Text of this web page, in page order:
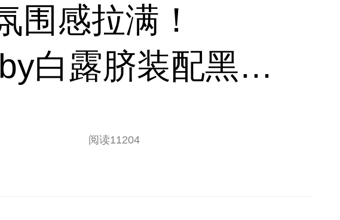
围感拉满！
白露脐装配黑短
阅读11204